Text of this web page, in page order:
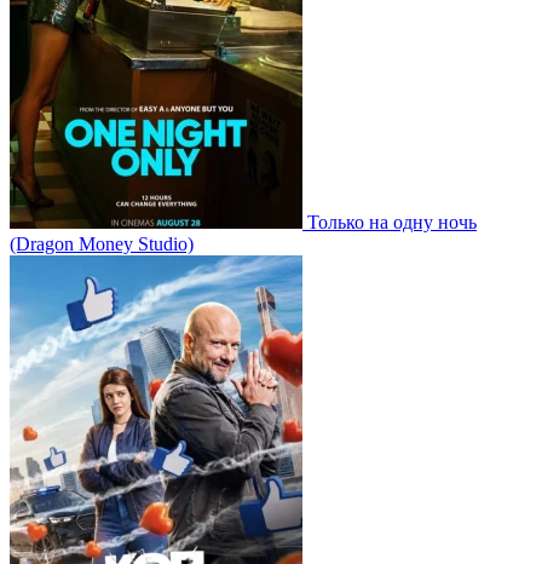
Только на одну ночь
(Dragon Money Studio)